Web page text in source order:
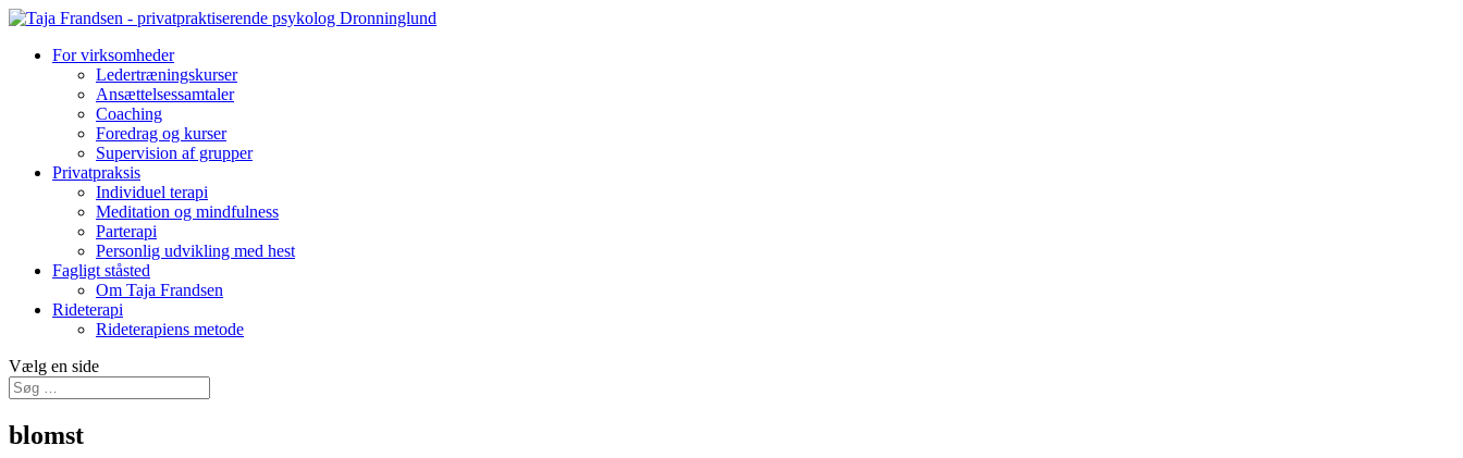
For virksomheder
Ledertræningskurser
Ansættelsessamtaler
Coaching
Foredrag og kurser
Supervision af grupper
Privatpraksis
Individuel terapi
Meditation og mindfulness
Parterapi
Personlig udvikling med hest
Fagligt ståsted
Om Taja Frandsen
Rideterapi
Rideterapiens metode
Vælg en side
blomst